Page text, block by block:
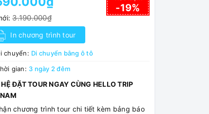
3.190.000₫
-19%
In chương trình tour
chuyển: Di chuyển bằng ô tô
gian: 3 ngày 2 đêm
ĐẶT TOUR NGAY CÙNG HELLO TRIP
chương trình tour chi tiết kèm bảng báo